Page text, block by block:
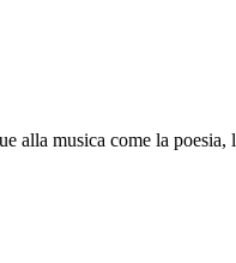
alla musica come la